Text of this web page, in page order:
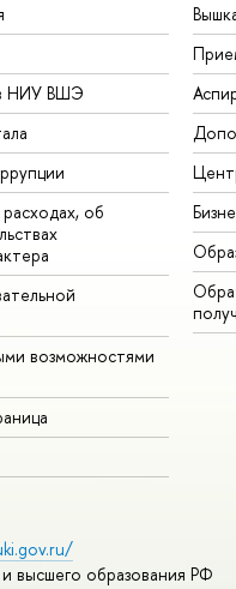
НИУ ВШЭ
об
возможностями
высшего образования РФ